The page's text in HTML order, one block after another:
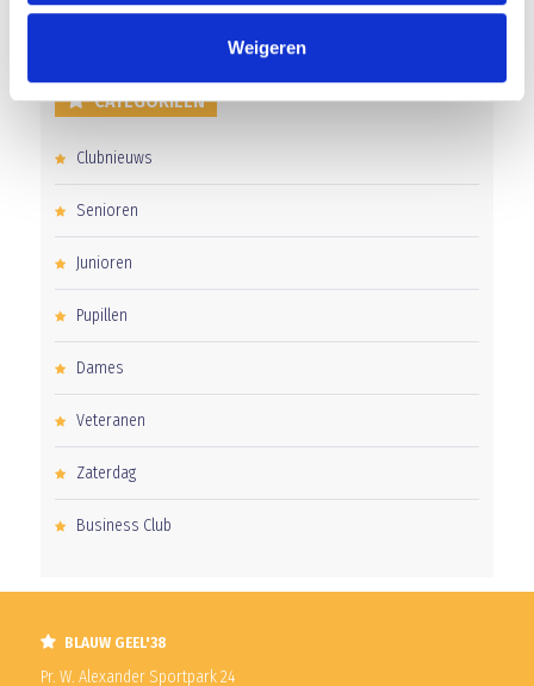
Weigeren
CATEGORIEËN
Clubnieuws
Senioren
Junioren
Pupillen
Dames
Veteranen
Zaterdag
Business Club
BLAUW GEEL'38
Pr. W. Alexander Sportpark 24